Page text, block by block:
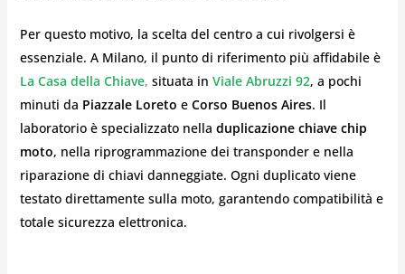
Per questo motivo, la scelta del centro a cui rivolgersi è
essenziale. A Milano, il punto di riferimento più affidabile è
La Casa della Chiave, situata in Viale Abruzzi 92, a pochi
minuti da Piazzale Loreto e Corso Buenos Aires. Il
laboratorio è specializzato nella duplicazione chiave chip
moto, nella riprogrammazione dei transponder e nella
riparazione di chiavi danneggiate. Ogni duplicato viene
testato direttamente sulla moto, garantendo compatibilità e
totale sicurezza elettronica.